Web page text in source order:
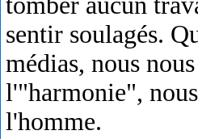
sentir soulagés.
médias, nous
l'"harmonie",
l'homme.